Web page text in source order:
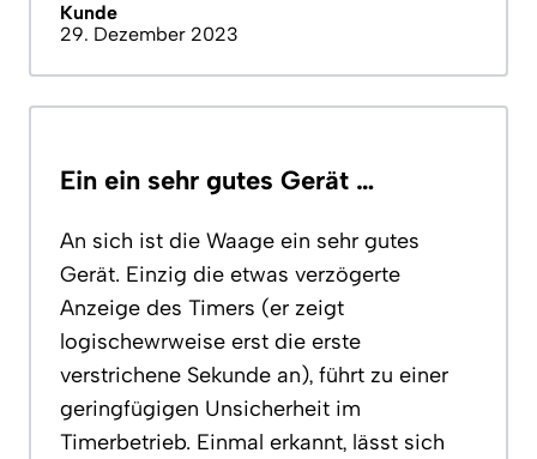
Kunde
29. Dezember 2023
Ein ein sehr gutes Gerät …
An sich ist die Waage ein sehr gutes
Gerät. Einzig die etwas verzögerte
Anzeige des Timers (er zeigt
logischewrweise erst die erste
verstrichene Sekunde an), führt zu einer
geringfügigen Unsicherheit im
Timerbetrieb. Einmal erkannt, lässt sich